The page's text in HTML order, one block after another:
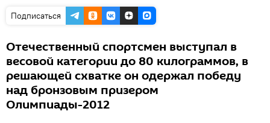
Подписаться
Отечественный спортсмен выступал в
весовой категории до 80 килограммов, в
решающей схватке он одержал победу
над бронзовым призером
Олимпиады-2012